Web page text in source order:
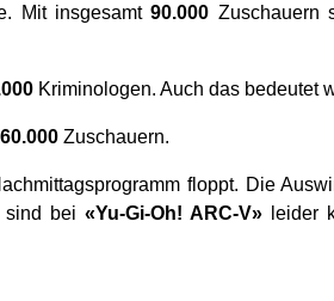
Mit insgesamt90.000 Zuschauern
Kriminologen. Auch das bedeutet
Zuschauern.
floppt. Die
sind bei «Yu-Gi-Oh! ARC-V» leider